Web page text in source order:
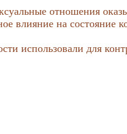
отношения
влияние на состояние
использовали для